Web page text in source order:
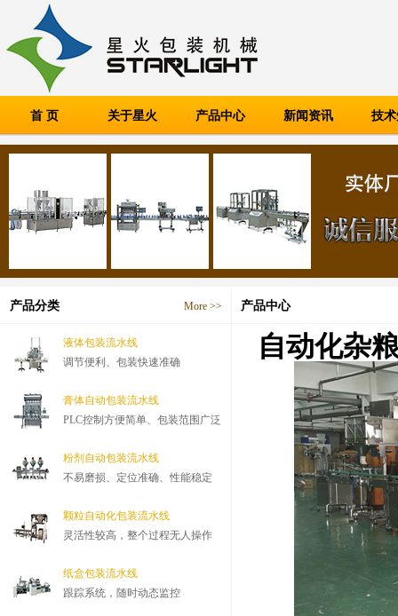
首 页 关于星火 产品中心 新闻资讯 技
产品分类 More >>
液体包装流水线
调节便利、包装快速准确
膏体自动包装流水线
PLC控制方便简单、包装范围广泛
粉剂自动包装流水线
不易磨损、定位准确、性能稳定
颗粒自动化包装流水线
灵活性较高，整个过程无人操作
纸盒包装流水线
跟踪系统，随时动态监控
产品中心
自动化杂